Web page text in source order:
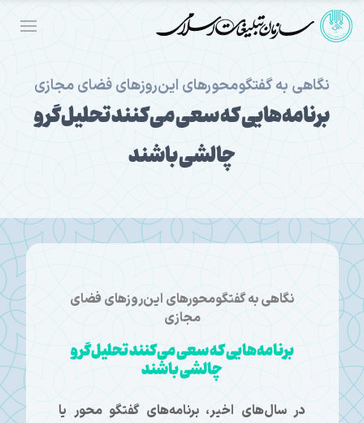
نگاهی به گفتگومحورهای این‌روزهای فضای مجازی
برنامه‌هایی که سعی می‌کنند تحلیل‌گر و
چالشی باشند
نگاهی به گفتگومحورهای این‌روزهای فضای
مجازی
برنامه‌هایی که سعی می‌کنند تحلیل‌گر و
چالشی باشند
در سال‌های اخیر، برنامه‌های گفتگو محور یا